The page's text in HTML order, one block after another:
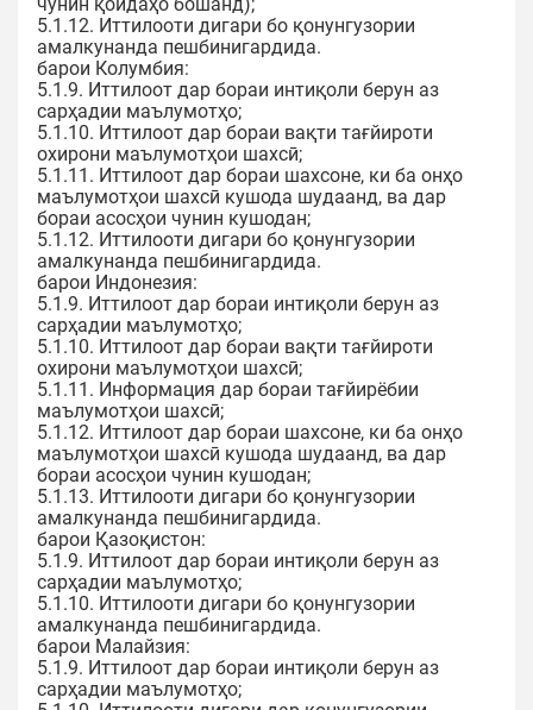
5.1.12. Иттилооти дигари бо қонунгузории
амалкунанда пешбинигардида.
барои Колумбия:
5.1.9. Иттилоот дар бораи интиқоли берун аз
сарҳадии маълумотҳо;
5.1.10. Иттилоот дар бораи вақти тағйироти
охирони маълумотҳои шахсӣ;
5.1.11. Иттилоот дар бораи шахсоне, ки ба онҳо
маълумотҳои шахсӣ кушода шудаанд, ва дар
бораи асосҳои чунин кушодан;
5.1.12. Иттилооти дигари бо қонунгузории
амалкунанда пешбинигардида.
барои Индонезия:
5.1.9. Иттилоот дар бораи интиқоли берун аз
сарҳадии маълумотҳо;
5.1.10. Иттилоот дар бораи вақти тағйироти
охирони маълумотҳои шахсӣ;
5.1.11. Информация дар бораи тағйирёбии
маълумотҳои шахсӣ;
5.1.12. Иттилоот дар бораи шахсоне, ки ба онҳо
маълумотҳои шахсӣ кушода шудаанд, ва дар
бораи асосҳои чунин кушодан;
5.1.13. Иттилооти дигари бо қонунгузории
амалкунанда пешбинигардида.
барои Қазоқистон:
5.1.9. Иттилоот дар бораи интиқоли берун аз
сарҳадии маълумотҳо;
5.1.10. Иттилооти дигари бо қонунгузории
амалкунанда пешбинигардида.
барои Малайзия:
5.1.9. Иттилоот дар бораи интиқоли берун аз
сарҳадии маълумотҳо;